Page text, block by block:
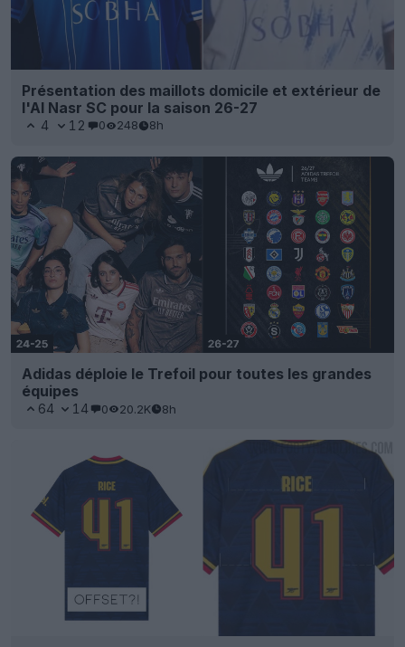
Présentation des maillots domicile et extérieur de
l'Al Nasr SC pour la saison 26-27
4 12 0 248 8h
Adidas déploie le Trefoil pour toutes les grandes
équipes
64 14 0 20.2K 8h